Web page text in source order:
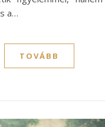
a…
TOVÁBB